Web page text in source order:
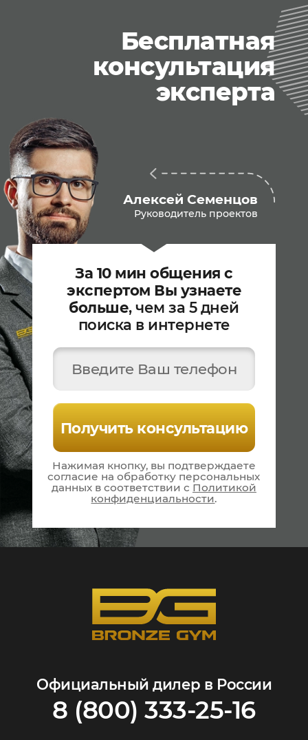
Бесплатная
консультация
эксперта
Алексей Семенцов
Руководитель проектов
За 10 мин общения с
экспертом Вы узнаете
больше, чем за 5 дней
поиска в интернете
Введите Ваш телефон
Получить консультацию
Нажимая кнопку, вы подтверждаете
согласие наобработку персональных
данных в соответствии с Политикой
конфиденциальности.
Официальный дилер в России
8 (800) 333-25-16